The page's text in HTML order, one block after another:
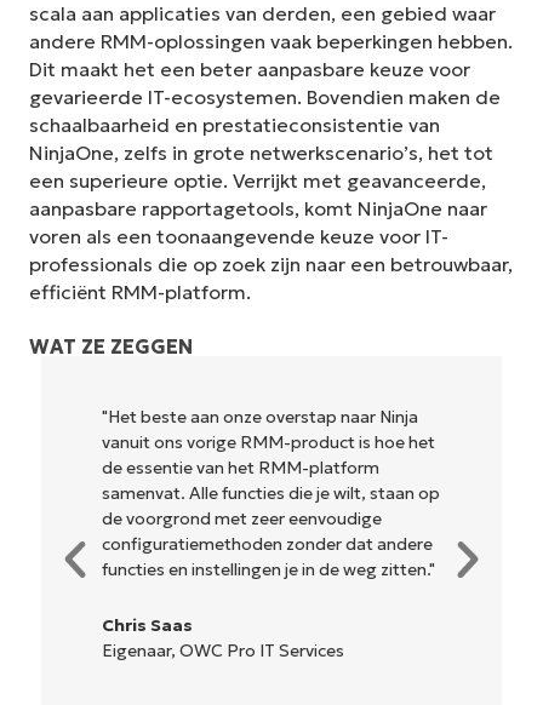
scala aan applicaties van derden, een gebied waar
andere RMM-oplossingen vaak beperkingen hebben.
Dit maakt het een beter aanpasbare keuze voor
gevarieerde IT-ecosystemen. Bovendien maken de
schaalbaarheid en prestatieconsistentie van
NinjaOne, zelfs in grote netwerkscenario’s, het tot
een superieure optie. Verrijkt met geavanceerde,
aanpasbare rapportagetools, komt NinjaOne naar
voren als een toonaangevende keuze voor IT-
professionals die op zoek zijn naar een betrouwbaar,
efficiënt RMM-platform.
WAT ZE ZEGGEN
is hoe het
wilt, staan op
dat andere
weg zitten."
"NinjaOne is ongelofelijk
en combineert een vloeiende
krachtige back-end functies. Er is
ingewikkelde installatie of moeilijk te
beheren interface. Alle opties en
hulpmiddelen zijn duidelijk gelabeld,
gemakkelijk te begrijpen en de
Ryan Reiffenberger